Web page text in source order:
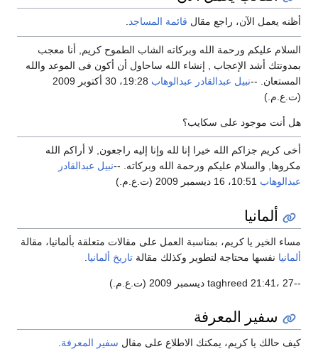
يعمل الآن، راجع مقال قائمة المساجد.
عليكم ورحمة الله وبركاته الشاب الطموح كريم, أنا معجب
أشد الإعجاب , إنشاء الله ساحاول أن أكون فى الموعد والله
--نبيل عبدالقادر عبدالوهاب
19:28، 30 أكتوبر 2009
أنت موجود على سكايب؟
كريم جزاكم الله خيرا إنا لله وإنا إليه راجعون, لا أراكم الله
والسلام عليكم ورحمة الله وبركاته. --نبيل عبدالقادر
10:51، 16 ديسمبر 2009 (ت.ع.م.)
ألمانيا
الخير يا كريم، بمناسبة العمل على مقالات متعلقة بألمانيا، مقالة
نفسها محتاجة لتطوير وكذلك مقالةتاريخ ألمانيا .
سفير المعرفة
حالك يا كريم، يمكنك الاطلاع على مقال سفير المعرفة.